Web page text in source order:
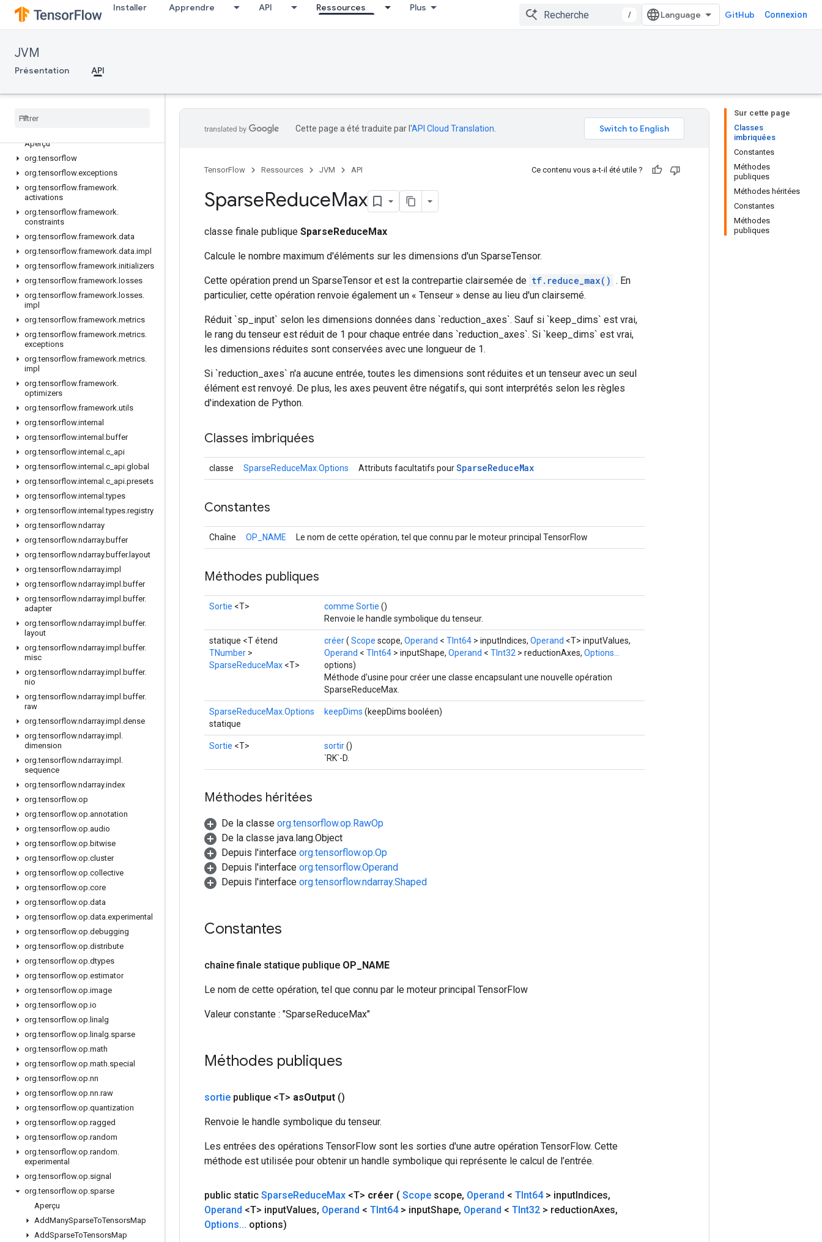
Installer Apprendre API Ressources Plus
/ GitHub Connexion
JVM
Présentation API
Aperçu
org.tensorflow
org.tensorflow.exceptions
org.tensorflow.framework.
activations
org.tensorflow.framework.
constraints
org.tensorflow.framework.data
org.tensorflow.framework.data.impl
org.tensorflow.framework.initializers
org.tensorflow.framework. losses
org.tensorflow.framework. losses.
impl
org.tensorflow.framework.metrics
org.tensorflow.framework.metrics.
exceptions
org.tensorflow.framework.metrics.
impl
org.tensorflow.framework.
optimizers
org.tensorflow.framework.utils
org.tensorflow.internal
org.tensorflow.internal .buffer
org.tensorflow.internal .c api
org.tensorflow.internal .c api.global
org.tensorflow.internal .c api.presets
org.tensorflow.internal .types
org.tensorflow.internal .types.registry
org.tensorflow.ndarray
org.tensorflow.ndarray.buffer
org.tensorflow.ndarray.buffer. layout
org.tensorflow.ndarray.impl
org.tensorflow.ndarray.impl .buffer
org.tensorflow.ndarray.impl .buffer.
adapter
org.tensorflow.ndarray.impl .buffer.
layout
org.tensorflow.ndarray.impl .buffer.
misc
org.tensorflow.ndarray.impl .buffer.
nio
org.tensorflow.ndarray.impl .buffer.
raw
org.tensorflow.ndarray.impl .dense
org.tensorflow.ndarray.impl .
dimension
org.tensorflow.ndarray.impl .
sequence
org.tensorflow.ndarray.index
org.tensorflow.op
org.tensorflow.op.annotation
org.tensorflow.op.audio
org.tensorflow.op.bitwise
org.tensorflow.op.cluster
org.tensorflow.op.collective
org.tensorflow.op.core
org.tensorflow.op.data
org.tensorflow.op.data.experimental
org.tensorflow.op.debugging
org.tensorflow.op.distribute
org.tensorflow.op.dtypes
org.tensorflow.op.estimator
org.tensorflow.op.image
org.tensorflow.op.io
org.tensorflow.op. linalg
org.tensorflow.op. linalg.sparse
org.tensorflow.op.math
org.tensorflow.op.math.special
org.tensorflow.op.nn
org.tensorflow.op.nn.raw
org.tensorflow.op.quantization
org.tensorflow.op.ragged
org.tensorflow.op.random
org.tensorflow.op.random.
experimental
org.tensorflow.op.signal
org.tensorflow.op.sparse
Aperçu
AddManySparseToTensorsMap
AddSparseToTensorsMap
Sur cette page
Classes
imbriquées
Constantes
Méthodes
publiques
Méthodes héritées
Constantes
Méthodes
publiques
Cette page a été traduite par l'API Cloud Translation
TensorFlow Ressources JVM API Ce contenu vous a-t-il été utile ?
SparseReduceMax
classe finale publique SparseReduceMax
Calcule le nombre maximum d'éléments sur les dimensions d'un SparseTensor.
Cette opération prend un SparseTensor et est la contrepartie clairsemée de tf.reduce_max() . En
particulier, cette opération renvoie également un « Tenseur » dense au lieu d'un clairsemé.
Réduit `sp_input` selon les dimensions données dans `reduction_axes`. Sauf si `keep_dims` est vrai,
le rang du tenseur est réduit de 1 pour chaque entrée dans `reduction_axes`. Si `keep_dims` est vrai,
les dimensions réduites sont conservées avec une longueur de 1.
Si `reduction_axes` n'a aucune entrée, toutes les dimensions sont réduites et un tenseur avec un seul
élément est renvoyé. De plus, les axes peuvent être négatifs, qui sont interprétés selon les règles
d'indexation de Python.
Classes imbriquées
classe SparseReduceMax.Options Attributs facultatifs pourSparseReduceMax
Constantes
Chaîne OP_NAME Le nom de cette opération, tel que connu par le moteur principal TensorFlow
Méthodes publiques
Sortie <T> comme Sortie ()
Renvoie le handle symbolique du tenseur.
statique <T étend
TNumber >
SparseReduceMax <T>
créer( Scope scope, Operand < TInt64 > inputIndices, Operand <T> inputValues,
Operand < TInt64 > inputShape, Operand < TInt32 > reductionAxes, Options...
options)
Méthode d'usine pour créer une classe encapsulant une nouvelle opération
SparseReduceMax.
SparseReduceMax.Options
statique
keepDims (keepDims booléen)
Sortie <T> sortir()
`RK`-D.
Méthodes héritées
De la classe org.tensorflow.op.RawOp
De la classe java.lang.Object
Depuis l'interface org.tensorflow.op.Op
Depuis l'interface org.tensorflow.Operand
Depuis l'interface org.tensorflow.ndarray.Shaped
Constantes
chaîne finale statique publique OP NAME
Le nom de cette opération, tel que connu par le moteur principal TensorFlow
Valeur constante : "SparseReduceMax"
Méthodes publiques
sortie publique <T> asOutput ()
Renvoie le handle symbolique du tenseur.
Les entrées des opérations TensorFlow sont les sorties d'une autre opération TensorFlow. Cette
méthode est utilisée pour obtenir un handle symbolique qui représente le calcul de l’entrée.
public static SparseReduceMax <T> créer ( Scope scope, Operand < TInt64> inputIndices,
Operand <T> inputValues, Operand < TInt64> inputShape, Operand < TInt32 > reductionAxes,
Options... options)